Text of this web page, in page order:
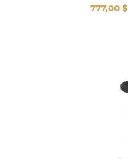
777,00 $